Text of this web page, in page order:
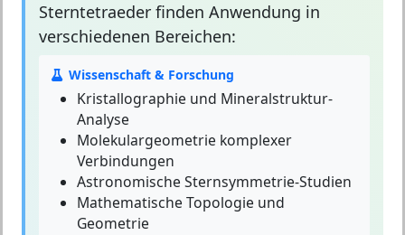
Sterntetraeder finden Anwendung in
verschiedenen Bereichen:
Wissenschaft & Forschung
Kristallographie und Mineralstruktur-
Analyse
Molekulargeometrie komplexer
Verbindungen
Astronomische Sternsymmetrie-Studien
Mathematische Topologie und
Geometrie